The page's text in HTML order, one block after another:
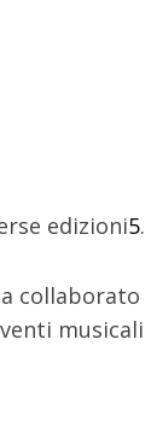
edizioni5.
collaborato
musicali